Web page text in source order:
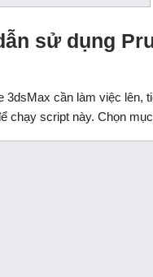
sử dụng
3dsMax cần làm việc lên,
chạy script này. Chọn